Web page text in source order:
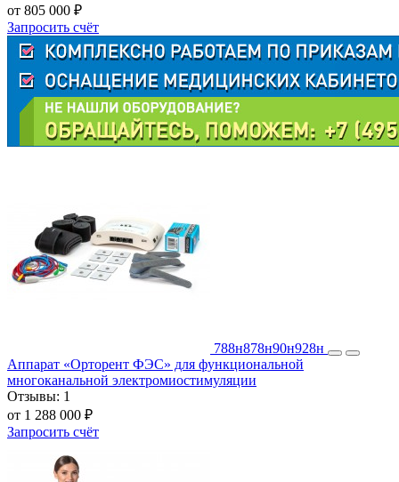
от 805 000 ₽
Запросить счёт
788н878н90н928н
Аппарат «Орторент ФЭС» для функциональной
многоканальной электромиостимуляции
Отзывы: 1
от 1 288 000 ₽
Запросить счёт